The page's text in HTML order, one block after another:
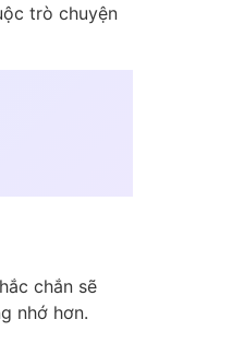
trò chuyện
chắn sẽ
nhớ hơn.